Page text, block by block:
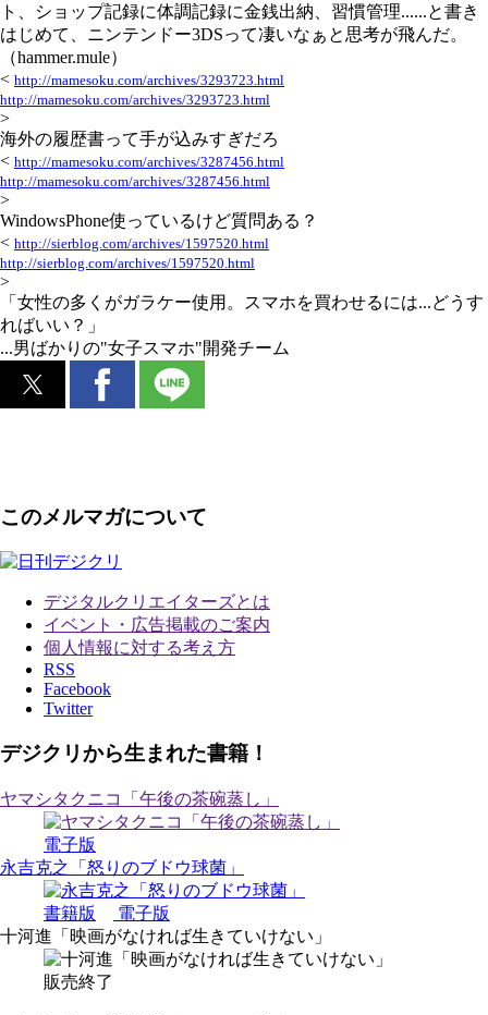
ト、ショップ記録に体調記録に金銭出納、習慣管理......と書き
はじめて、ニンテンドー3DSって凄いなぁと思考が飛んだ。
（hammer.mule）
< http://mamesoku.com/archives/3293723.html
http://mamesoku.com/archives/3293723.html
>
海外の履歴書って手が込みすぎだろ
< http://mamesoku.com/archives/3287456.html
http://mamesoku.com/archives/3287456.html
>
WindowsPhone使っているけど質問ある？
< http://sierblog.com/archives/1597520.html
http://sierblog.com/archives/1597520.html
>
「女性の多くがガラケー使用。スマホを買わせるには...どうす
ればいい？」
...男ばかりの"女子スマホ"開発チーム
このメルマガについて
デジタルクリエイターズとは
イベント・広告掲載のご案内
個人情報に対する考え方
RSS
Facebook
Twitter
デジクリから生まれた書籍！
ヤマシタクニコ「午後の茶碗蒸し」
電子版
永吉克之「怒りのブドウ球菌」
書籍版
電子版
十河進「映画がなければ生きていけない」
販売終了